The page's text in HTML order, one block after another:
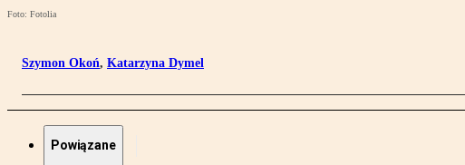
Foto: Fotolia
Szymon Okoń, Katarzyna Dymel
Powiązane